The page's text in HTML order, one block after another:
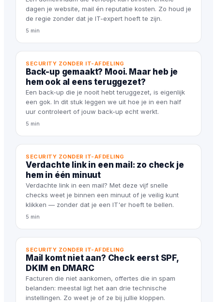
dagen je website, mail én reputatie kosten. Zo houd je
de regie zonder dat je IT-expert hoeft te zijn.
5 min
SECURITY ZONDER IT-AFDELING
Back-up gemaakt? Mooi. Maar heb je
hem ook al eens teruggezet?
Een back-up die je nooit hebt teruggezet, is eigenlijk
een gok. In dit stuk leggen we uit hoe je in een half
uur controleert of jouw back-up echt werkt.
5 min
SECURITY ZONDER IT-AFDELING
Verdachte link in een mail: zo check je
hem in één minuut
Verdachte link in een mail? Met deze vijf snelle
checks weet je binnen een minuut of je veilig kunt
klikken — zonder dat je een IT'er hoeft te bellen.
5 min
SECURITY ZONDER IT-AFDELING
Mail komt niet aan? Check eerst SPF,
DKIM en DMARC
Facturen die niet aankomen, offertes die in spam
belanden: meestal ligt het aan drie technische
instellingen. Zo weet je of ze bij jullie kloppen.